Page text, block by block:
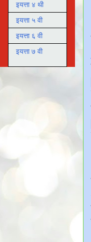
इयत्ता ४ थी
इयत्ता ५ वी
इयत्ता ६ वी
इयत्ता ७ वी